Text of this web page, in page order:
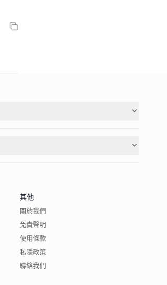
其他
關於我們
免責聲明
使用條款
私隱政策
聯絡我們